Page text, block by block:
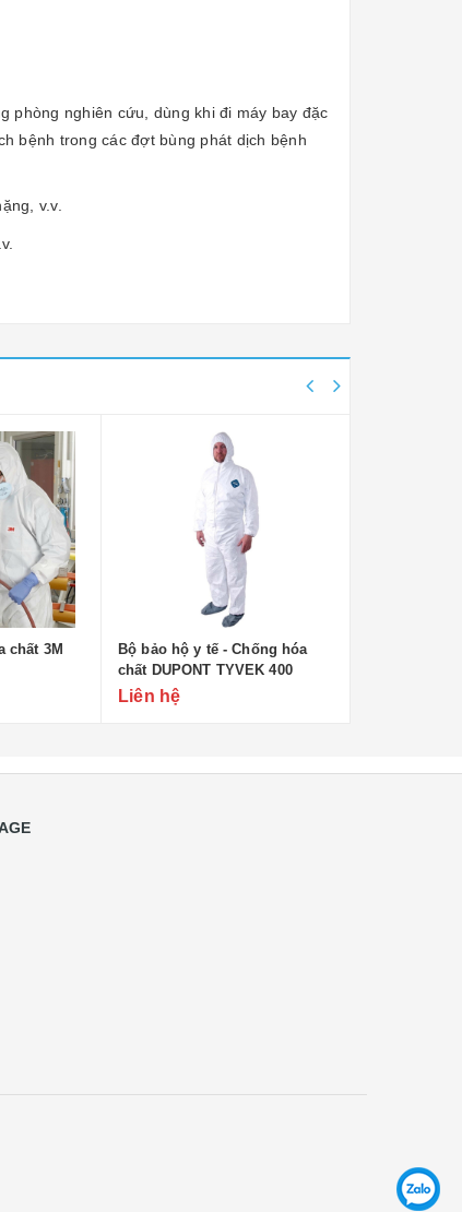
phòng nghiên cứu, dùng khi đi máy bay đặc
bệnh trong các đợt bùng phát dịch bệnh
v.v.
chất 3M
Bộ bảo hộ y tế - Chống hóa
chất DUPONT TYVEK 400
Liên hệ